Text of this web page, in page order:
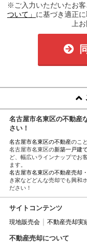
※ご入力いただいたお客
ついて」 に基づき適正
上
名古屋市名東区の不動産
さい！
名古屋市名東区の不動産のこ
名古屋市名東区の新築一戸建て
ど、幅広いラインナップでお
ます。
名古屋市名東区の不動産売却
き家などどんな売却でも興和
ださい！
サイトコンテンツ
現地販売会 不動産売却実
不動産売却について